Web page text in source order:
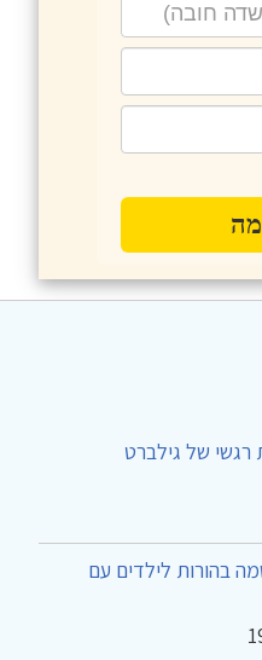
רגשי של גילברט
בהורות לילדים עם